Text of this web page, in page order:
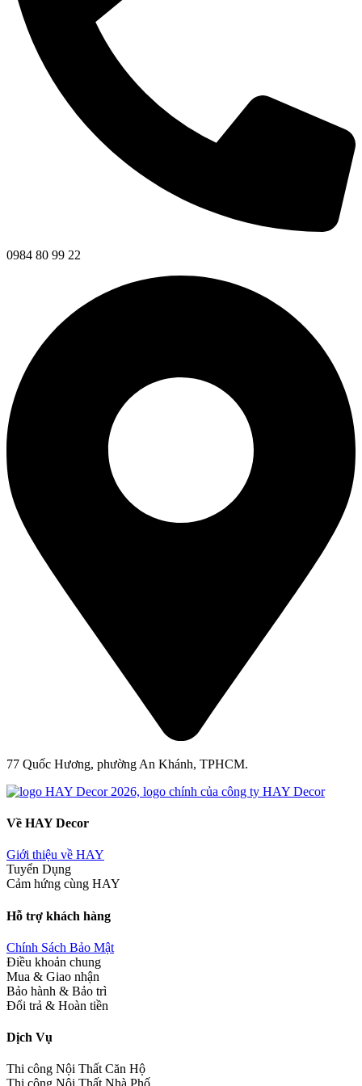
0984 80 99 22
77 Quốc Hương, phường An Khánh, TPHCM.
Về HAY Decor
Giới thiệu về HAY
Tuyển Dụng
Cảm hứng cùng HAY
Hỗ trợ khách hàng
Chính Sách Bảo Mật
Điều khoản chung
Mua & Giao nhận
Bảo hành & Bảo trì
Đổi trả & Hoàn tiền
Dịch Vụ
Thi công Nội Thất Căn Hộ